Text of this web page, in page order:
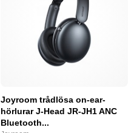
Joyroom trådlösa on-ear-
hörlurar J-Head JR-JH1 ANC
Bluetooth...